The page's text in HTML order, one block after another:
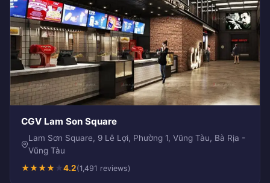
CGV Lam Son Square
Lam Sơn Square, 9 Lê Lợi, Phường 1, Vũng Tàu, Bà Rịa -
Vũng Tàu
★★★★★4.2(1,491 reviews)